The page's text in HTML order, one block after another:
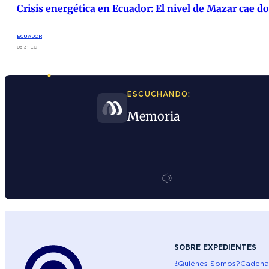
Crisis energética en Ecuador: El nivel de Mazar cae
ECUADOR
06:31 ECT
ESCUCHANDO:
Memoria
SOBRE EXPEDIENTES
¿Quiénes Somos?